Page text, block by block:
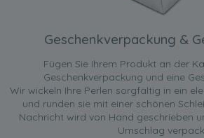
Geschenkverpackung &
Fügen Sie Ihrem Produkt an der
Geschenkverpackung und eine
Wir wickeln Ihre Perlen sorgfältig in ein
und runden sie mit einer schönen
Nachricht wird von Hand geschrieben
Umschlag